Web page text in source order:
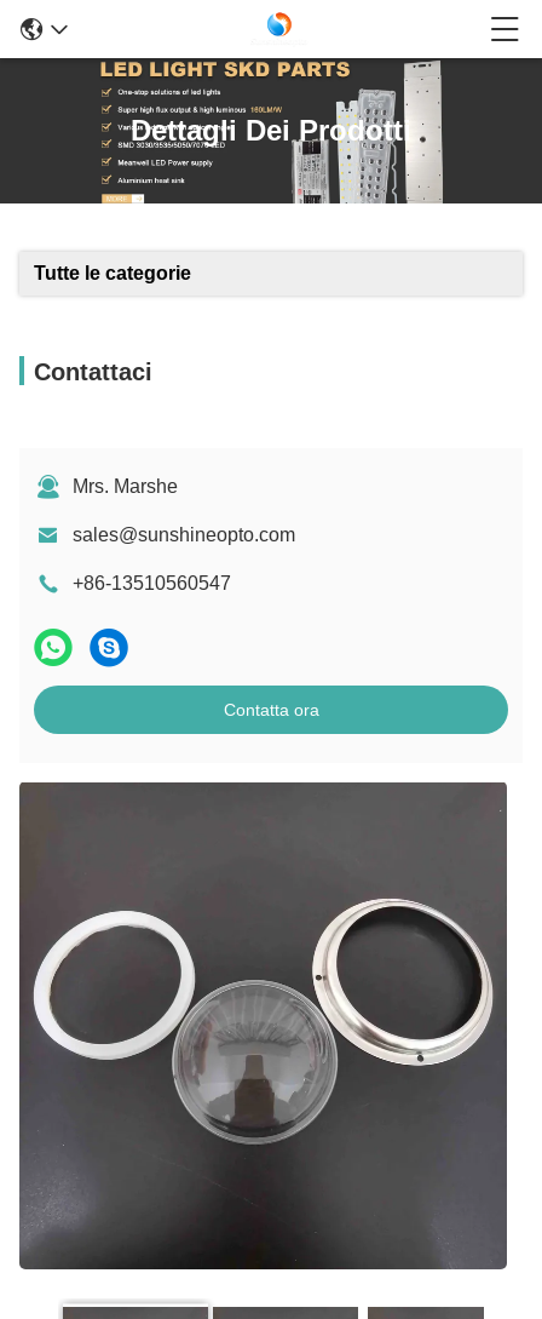
Dettagli Dei Prodotti
Tutte le categorie
Contattaci
Mrs. Marshe
sales@sunshineopto.com
+86-13510560547
Contatta ora